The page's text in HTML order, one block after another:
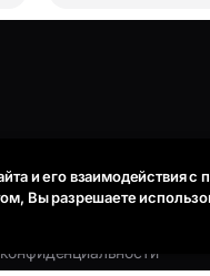
и его взаимодействия
Вы разрешаете